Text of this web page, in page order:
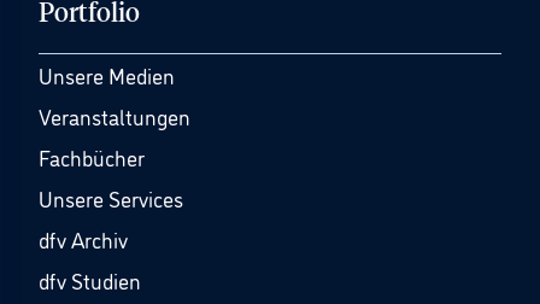
Portfolio
Unsere Medien
Veranstaltungen
Fachbücher
Unsere Services
dfv Archiv
dfv Studien